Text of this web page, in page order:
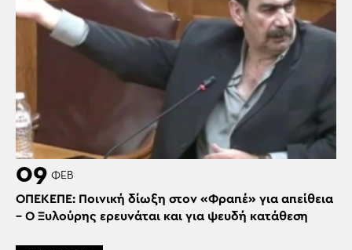
09 ΦΕΒ
ΟΠΕΚΕΠΕ: Ποινική δίωξη στον «Φραπέ» για απείθεια
– Ο Ξυλούρης ερευνάται και για ψευδή κατάθεση